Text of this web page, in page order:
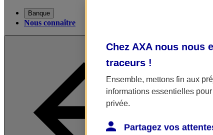
Banque
Nous connaître
Chez AXA nous nous
traceurs !
Ensemble, mettons fin aux
informations essentielles
privée.
Partagez vos